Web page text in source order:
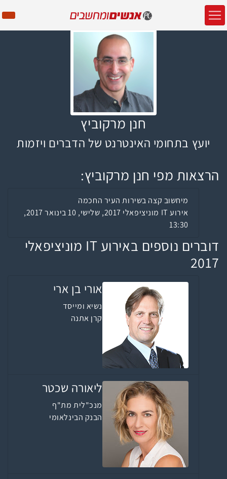
חנן מרקוביץ
יועץ בתחומי האינטרנט של הדברים ויזמות
הרצאות מפי חנן מרקוביץ:
מיחשוב קצה בשירות העיר החכמה
אירוע IT מוניציפאלי 2017, שלישי, 10 בינואר 2017,
13:30
דוברים נוספים באירוע IT מוניציפאלי
2017
אורי בן ארי
נשיא ומייסד
קרן אתנה
ליאורה שכטר
מנכ"לית מת"ף
הבנק הבינלאומי